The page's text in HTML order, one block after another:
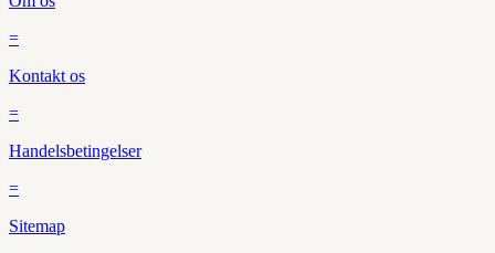
=
Kontakt os
=
Handelsbetingelser
=
Sitemap